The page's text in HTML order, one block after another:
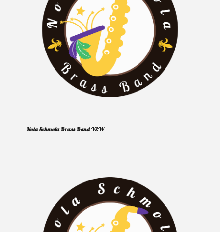
Nola Schmola Brass Band VZW